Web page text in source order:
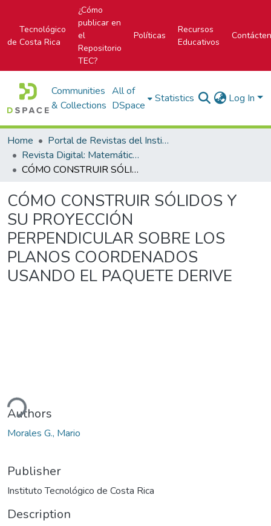
Tecnológico
de Costa Rica
¿Cómo
publicar en
el
Repositorio
TEC?
Políticas
Recursos
Educativos
Communities
& Collections
All of
DSpace
Statistics Log In
Home
Portal de Revistas del Instituto Tecnológico de Costa Rica
Revista Digital: Matemática, Educación e Internet
CÓMO CONSTRUIR SÓLIDOS Y SU PROYECCIÓN PERPENDICULAR SOBRE LOS PLANOS COORDENADOS USANDO EL PAQUETE DERIVE
CÓMO CONSTRUIR SÓLIDOS Y
SU PROYECCIÓN
PERPENDICULAR SOBRE LOS
PLANOS COORDENADOS
USANDO EL PAQUETE DERIVE
Authors
Morales G., Mario
Publisher
Instituto Tecnológico de Costa Rica
Description